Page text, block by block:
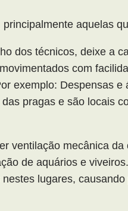
aquelas
dos técnicos, deixe a
com
exemplo: Despensas e
pragas e são locais
ventilação mecânica
de aquários e
lugares,